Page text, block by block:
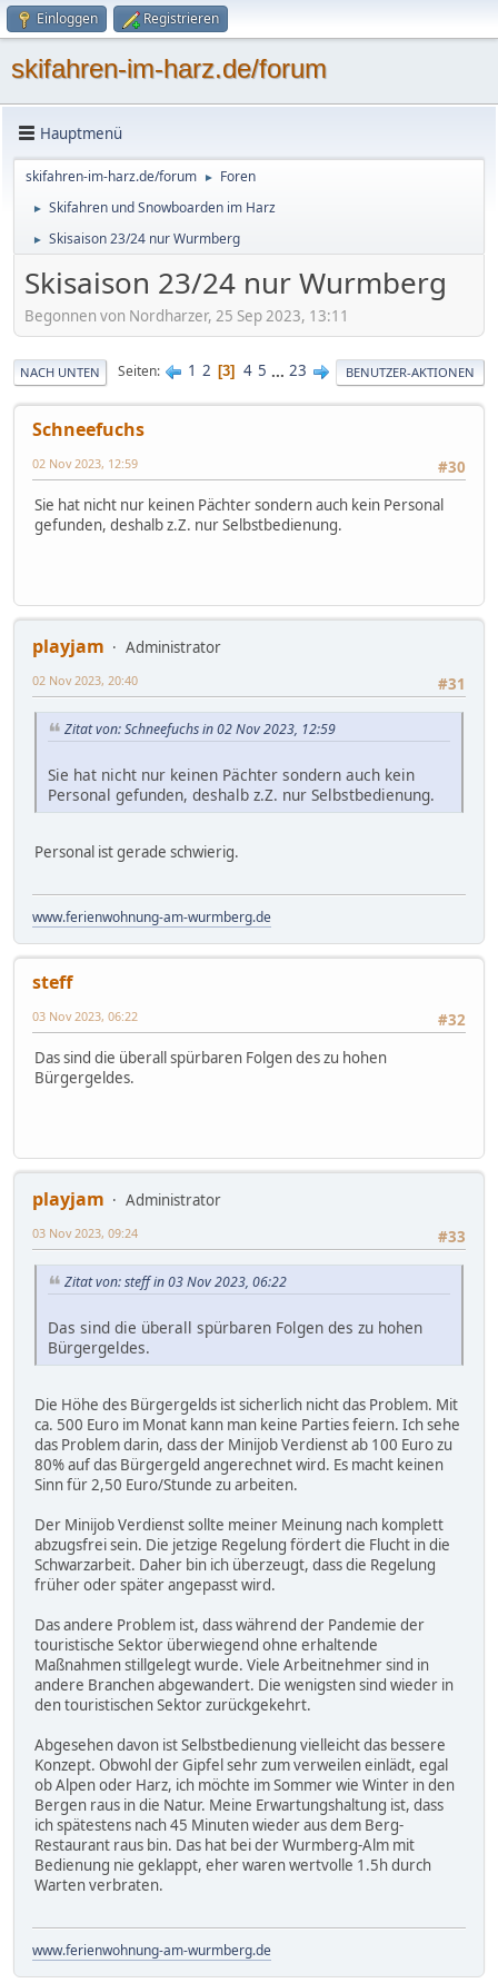
Einloggen Registrieren
skifahren-im-harz.de/forum
Hauptmenü
skifahren-im-harz.de/forum ► Foren
► Skifahren und Snowboarden im Harz
► Skisaison 23/24 nur Wurmberg
Skisaison 23/24 nur Wurmberg
Begonnen von Nordharzer, 25 Sep 2023, 13:11
NACH UNTEN Seiten 1 2 3 4 5 ... 23 BENUTZER-AKTIONEN
Schneefuchs
#30
02 Nov 2023, 12:59
Sie hat nicht nur keinen Pächter sondern auch kein Personal
gefunden, deshalb z.Z. nur Selbstbedienung.
playjam
Administrator
#31
02 Nov 2023, 20:40
Zitat von: Schneefuchs in 02 Nov 2023, 12:59
Sie hat nicht nur keinen Pächter sondern auch kein
Personal gefunden, deshalb z.Z. nur Selbstbedienung.
Personal ist gerade schwierig.
www.ferienwohnung-am-wurmberg.de
steff
#32
03 Nov 2023, 06:22
Das sind die überall spürbaren Folgen des zu hohen
Bürgergeldes.
playjam
Administrator
#33
03 Nov 2023, 09:24
Zitat von: steff in 03 Nov 2023, 06:22
Das sind die überall spürbaren Folgen des zu hohen
Bürgergeldes.
Die Höhe des Bürgergelds ist sicherlich nicht das Problem. Mit
ca. 500 Euro im Monat kann man keine Parties feiern. Ich sehe
das Problem darin, dass der Minijob Verdienst ab 100 Euro zu
80% auf das Bürgergeld angerechnet wird. Es macht keinen
Sinn für 2,50 Euro/Stunde zu arbeiten.
Der Minijob Verdienst sollte meiner Meinung nach komplett
abzugsfrei sein. Die jetzige Regelung fördert die Flucht in die
Schwarzarbeit. Daher bin ich überzeugt, dass die Regelung
früher oder später angepasst wird.
Das andere Problem ist, dass während der Pandemie der
touristische Sektor überwiegend ohne erhaltende
Maßnahmen stillgelegt wurde. Viele Arbeitnehmer sind in
andere Branchen abgewandert. Die wenigsten sind wieder in
den touristischen Sektor zurückgekehrt.
Abgesehen davon ist Selbstbedienung vielleicht das bessere
Konzept. Obwohl der Gipfel sehr zum verweilen einlädt, egal
ob Alpen oder Harz, ich möchte im Sommer wie Winter in den
Bergen raus in die Natur. Meine Erwartungshaltung ist, dass
ich spätestens nach 45 Minuten wieder aus dem Berg-
Restaurant raus bin. Das hat bei der Wurmberg-Alm mit
Bedienung nie geklappt, eher waren wertvolle 1.5h durch
Warten verbraten.
www.ferienwohnung-am-wurmberg.de